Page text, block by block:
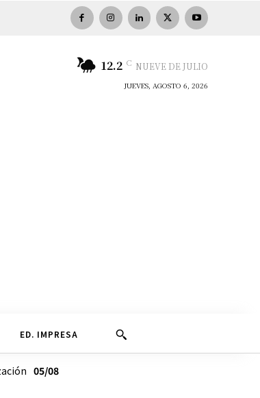
12.2 C NUEVE DE JULIO
JUEVES, AGOSTO 6, 2026
ED. IMPRESA
05/08